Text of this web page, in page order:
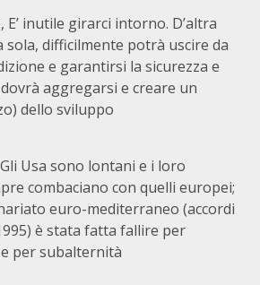
inutile girarci intorno. D’altra
sola, difficilmente potrà uscire da
e garantirsi la sicurezza e
aggregarsi e creare un
dello sviluppo
Usa sono lontani e i loro
comba­ciano con quelli europei;
euro-mediterraneo (accordi
è stata fatta fallire per
per subalternità